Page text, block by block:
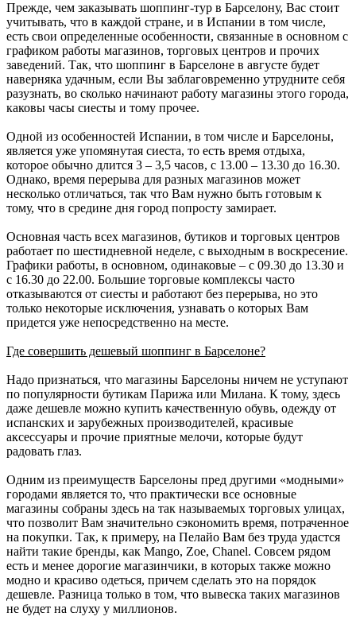
Прежде, чем заказывать шоппинг-тур в Барселону, Вас стоит
учитывать, что в каждой стране, и в Испании в том числе,
есть свои определенные особенности, связанные в основном с
графиком работы магазинов, торговых центров и прочих
заведений. Так, что шоппинг в Барселоне в августе будет
наверняка удачным, если Вы заблаговременно утрудните себя
разузнать, во сколько начинают работу магазины этого города,
каковы часы сиесты и тому прочее.
Одной из особенностей Испании, в том числе и Барселоны,
является уже упомянутая сиеста, то есть время отдыха,
которое обычно длится 3 – 3,5 часов, с 13.00 – 13.30 до 16.30.
Однако, время перерыва для разных магазинов может
несколько отличаться, так что Вам нужно быть готовым к
тому, что в средине дня город попросту замирает.
Основная часть всех магазинов, бутиков и торговых центров
работает по шестидневной неделе, с выходным в воскресение.
Графики работы, в основном, одинаковые – с 09.30 до 13.30 и
с 16.30 до 22.00. Большие торговые комплексы часто
отказываются от сиесты и работают без перерыва, но это
только некоторые исключения, узнавать о которых Вам
придется уже непосредственно на месте.
Где совершить дешевый шоппинг в Барселоне?
Надо признаться, что магазины Барселоны ничем не уступают
по популярности бутикам Парижа или Милана. К тому, здесь
даже дешевле можно купить качественную обувь, одежду от
испанских и зарубежных производителей, красивые
аксессуары и прочие приятные мелочи, которые будут
радовать глаз.
Одним из преимуществ Барселоны пред другими «модными»
городами является то, что практически все основные
магазины собраны здесь на так называемых торговых улицах,
что позволит Вам значительно сэкономить время, потраченное
на покупки. Так, к примеру, на Пелайо Вам без труда удастся
найти такие бренды, как Mango, Zoe, Chanel. Совсем рядом
есть и менее дорогие магазинчики, в которых также можно
модно и красиво одеться, причем сделать это на порядок
дешевле. Разница только в том, что вывеска таких магазинов
не будет на слуху у миллионов.